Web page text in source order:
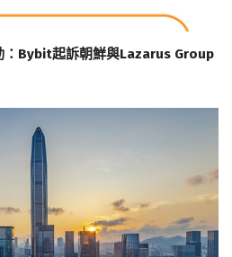
：Bybit起訴朝鮮與Lazarus Group